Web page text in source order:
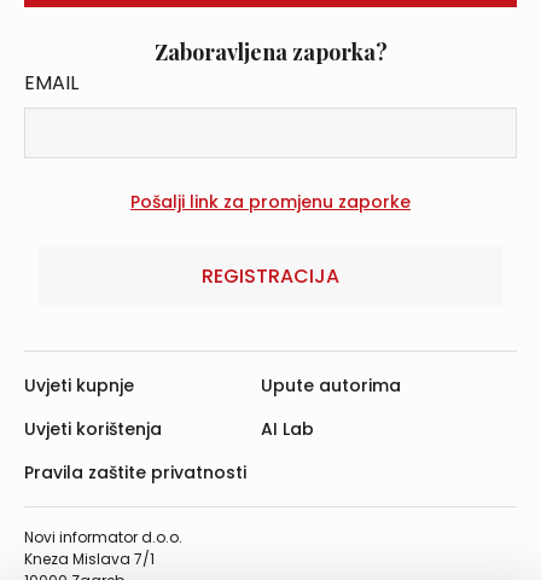
Zaboravljena zaporka?
EMAIL
REGISTRACIJA
Novi informator d.o.o.
Kneza Mislava 7/1
Uvjeti kupnje
Uvjeti korištenja
Pravila zaštite privatnosti
Upute autorima
AI Lab